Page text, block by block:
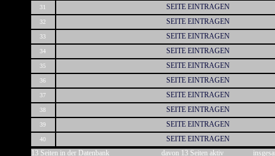
31
SEITE EINTRAGEN
32
SEITE EINTRAGEN
33
SEITE EINTRAGEN
34
SEITE EINTRAGEN
35
SEITE EINTRAGEN
36
SEITE EINTRAGEN
37
SEITE EINTRAGEN
38
SEITE EINTRAGEN
39
SEITE EINTRAGEN
40
SEITE EINTRAGEN
13 Seiten in der Datenbank davon 13 Seiten aktiv